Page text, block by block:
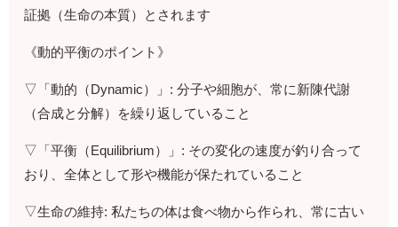
証拠（生命の本質）とされます
《動的平衡のポイント》
▽「動的（Dynamic）」: 分子や細胞が、常に新陳代謝
（合成と分解）を繰り返していること
▽「平衡（Equilibrium）」: その変化の速度が釣り合って
おり、全体として形や機能が保たれていること
▽生命の維持: 私たちの体は食べ物から作られ、常に古い